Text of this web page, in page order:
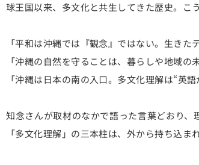
球王国以来、多文化と共生してきた歴史。こ
「平和は沖縄では『観念』ではない。生きた
「沖縄の自然を守ることは、暮らしや地域の
「沖縄は日本の南の入口。多文化理解は“英
知念さんが取材のなかで語った言葉どおり、
「多文化理解」の三本柱は、外から持ち込